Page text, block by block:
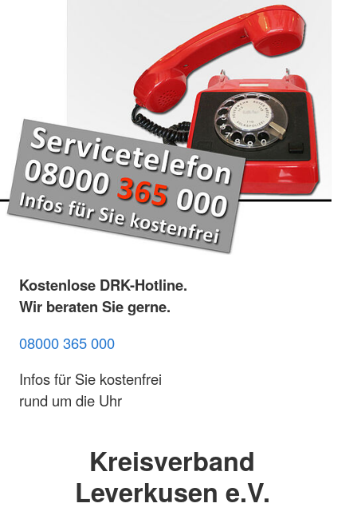
Kostenlose DRK-Hotline.
Wir beraten Sie gerne.
08000 365 000
Infos für Sie kostenfrei
rund um die Uhr
Kreisverband
Leverkusen e.V.